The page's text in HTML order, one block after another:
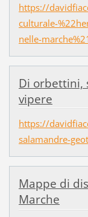
https://
culturale-
nelle-
Di orbettini,
vipere
https://
salamandre-
Mappe di
Marche